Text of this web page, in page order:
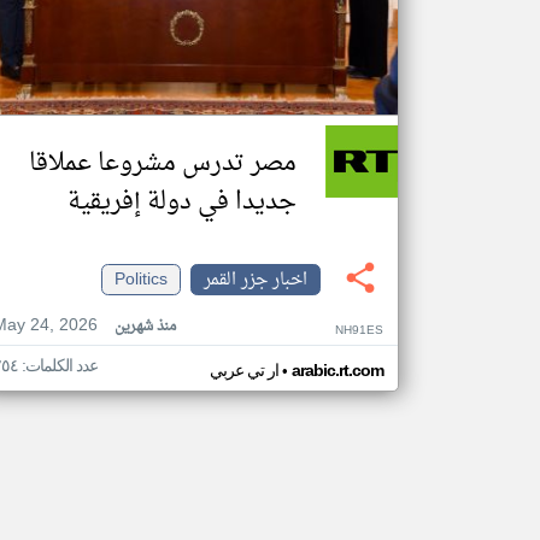
مصر تدرس مشروعا عملاقا
جديدا في دولة إفريقية
اخبار جزر القمر
Politics
24, 2026
منذ شهرين NH91ES
ار تي عربي• arabic.rt.com عدد الكلمات: ٢٥٤